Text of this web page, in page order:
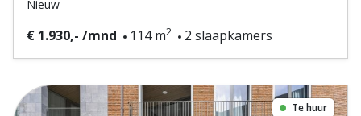
Nieuw
€ 1.930,- /mnd 114 m2 2 slaapkamers
Te huur